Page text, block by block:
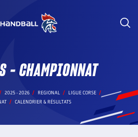
- CHAMPIONNAT
2025 - 2026 REGIONAL
LIGUE CORSE
CALENDRIER & RÉSULTATS